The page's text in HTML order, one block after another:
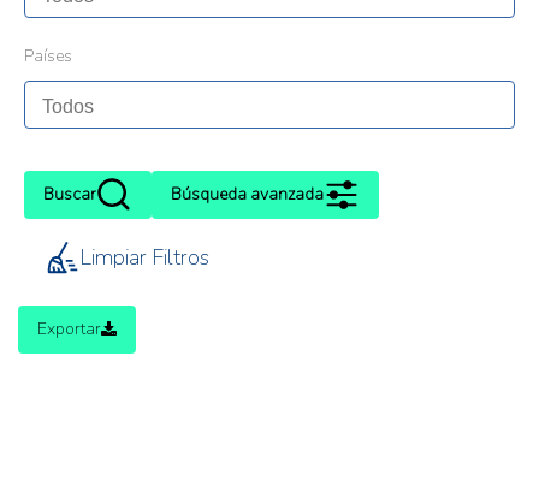
Países
Buscar Búsqueda avanzada
Limpiar Filtros
Exportar